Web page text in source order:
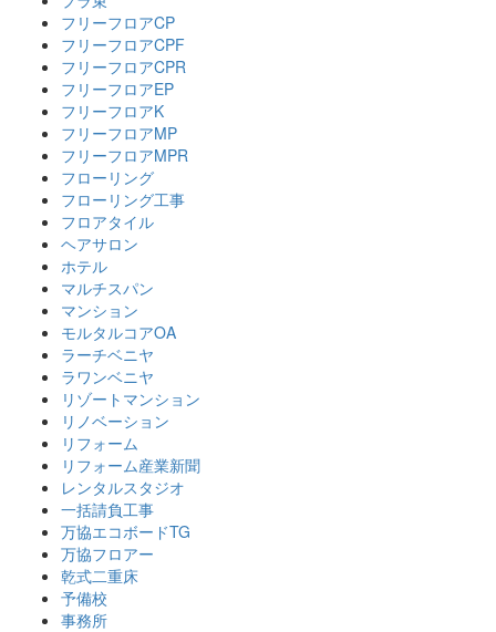
フリーフロアCP
フリーフロアCPF
フリーフロアCPR
フリーフロアEP
フリーフロアK
フリーフロアMP
フリーフロアMPR
フローリング
フローリング工事
フロアタイル
ヘアサロン
ホテル
マルチスパン
マンション
モルタルコアOA
ラーチベニヤ
ラワンベニヤ
リゾートマンション
リノベーション
リフォーム
リフォーム産業新聞
レンタルスタジオ
一括請負工事
万協エコボードTG
万協フロアー
乾式二重床
予備校
事務所